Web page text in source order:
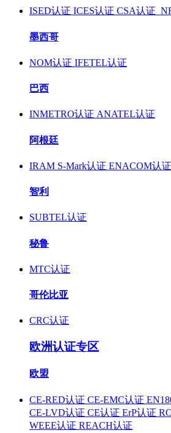
ISED认证 ICES认证 CSA认证
墨西哥
NOM认证 IFETEL认证
巴西
INMETRO认证 ANATEL认证
阿根廷
IRAM S-Mark认证 ENACOM认证
智利
SUBTEL认证
秘鲁
MTC认证
哥伦比亚
CRC认证
欧洲认证专区
欧盟
CE-RED认证 CE-EMC认证
CE-LVD认证 CE认证 ErP认证
WEEE认证 REACH认证